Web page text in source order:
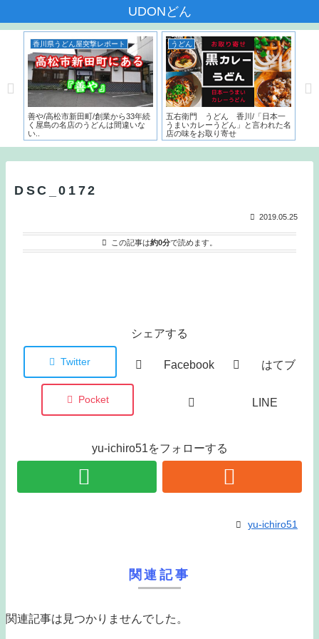
UDONどん
香川県うどん屋突撃レポート
善や/高松市新田町/創業から33年続
く屋島の名店のうどんは間違いな
い..
うどん
五右衛門 うどん 香川/「日本一
うまいカレーうどん」と言われた名
店の味をお取り寄せ
DSC_0172
2019.05.25
この記事は約0分で読めます。
シェアする
Twitter Facebook はてブ
Pocket LINE
yu-ichiro51をフォローする
yu-ichiro51
関連記事
関連記事は見つかりませんでした。